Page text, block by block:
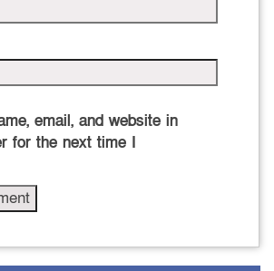
email, and website in
for the next time I